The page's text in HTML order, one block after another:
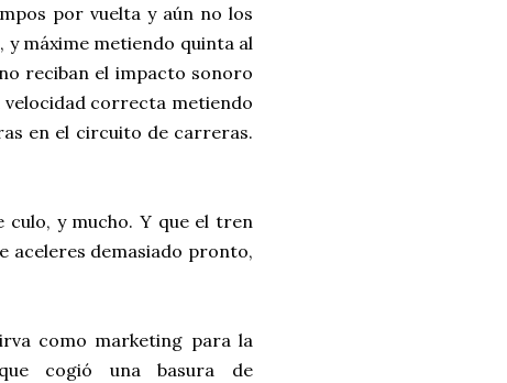
por vuelta y aún no los
y máxime metiendo quinta al
reciban el impacto sonoro
velocidad correcta metiendo
en el circuito de carreras.
culo, y mucho. Y que el tren
aceleres demasiado pronto,
como marketing para la
cogió una basura de